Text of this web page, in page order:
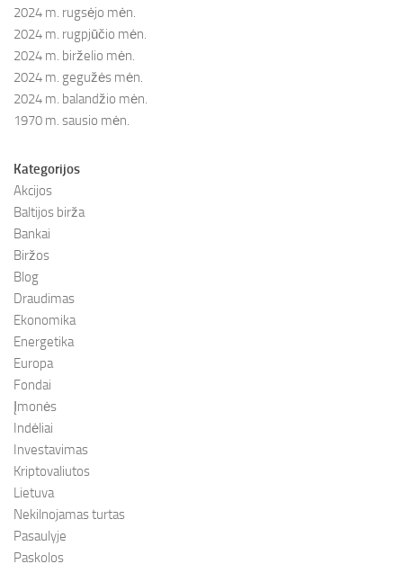
2024 m. rugsėjo mėn.
2024 m. rugpjūčio mėn.
2024 m. birželio mėn.
2024 m. gegužės mėn.
2024 m. balandžio mėn.
1970 m. sausio mėn.
Kategorijos
Akcijos
Baltijos birža
Bankai
Biržos
Blog
Draudimas
Ekonomika
Energetika
Europa
Fondai
Įmonės
Indėliai
Investavimas
Kriptovaliutos
Lietuva
Nekilnojamas turtas
Pasaulyje
Paskolos